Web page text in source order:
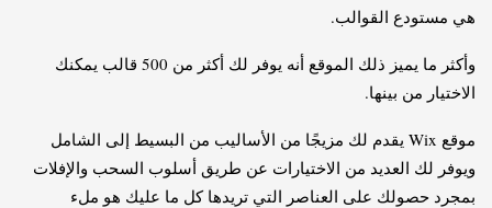
هي مستودع القوالب.
وأكثر ما يميز ذلك الموقع أنه يوفر لك أكثر من 500 قالب يمكنك
الاختيار من بينها.
موقع Wix يقدم لك مزيجًا من الأساليب من البسيط إلى الشامل
ويوفر لك العديد من الاختيارات عن طريق أسلوب السحب والإفلات
بمجرد حصولك على العناصر التي تريدها كل ما عليك هو ملء